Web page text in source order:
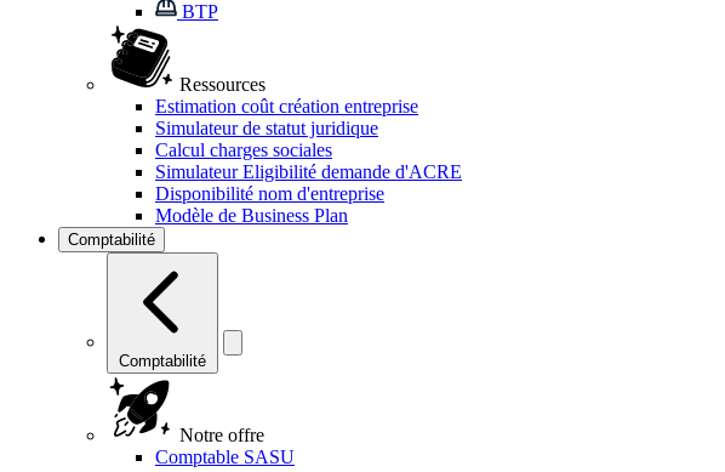
BTP
Ressources
Estimation coût création entreprise
Simulateur de statut juridique
Calcul charges sociales
Simulateur Eligibilité demande d'ACRE
Disponibilité nom d'entreprise
Modèle de Business Plan
Comptabilité
Comptabilité
Notre offre
Comptable SASU